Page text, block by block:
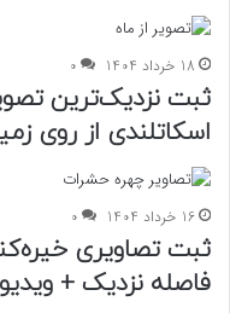
18 خرداد 1404 0
ثبت نزدیک‌ترین
اسکاتلندی از روی
16 خرداد 1404 0
ثبت تصاویری
فاصله نزدیک + ویدیو